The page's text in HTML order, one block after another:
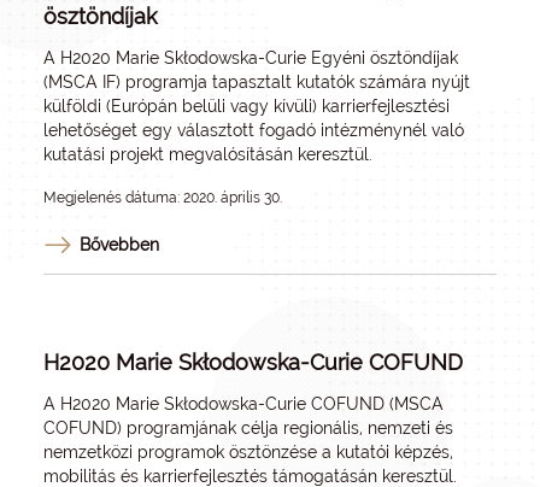
ösztöndíjak
A H2020 Marie Skłodowska-Curie Egyéni ösztöndíjak
(MSCA IF) programja tapasztalt kutatók számára nyújt
külföldi (Európán belüli vagy kívüli) karrierfejlesztési
lehetőséget egy választott fogadó intézménynél való
kutatási projekt megvalósításán keresztül.
Megjelenés dátuma: 2020. április 30.
Bővebben
H2020 Marie Skłodowska-Curie COFUND
A H2020 Marie Skłodowska-Curie COFUND (MSCA
COFUND) programjának célja regionális, nemzeti és
nemzetközi programok ösztönzése a kutatói képzés,
mobilitás és karrierfejlesztés támogatásán keresztül.